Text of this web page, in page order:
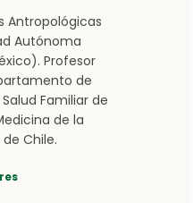
Antropológicas
Autónoma
Profesor
de
Familiar de
de la
Chile.